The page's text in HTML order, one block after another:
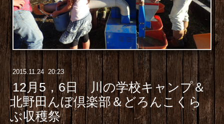
2015.11.24 20:23
12月5，6日 川の学校キャンプ＆
北野田んぼ倶楽部＆どろんこくら
ぶ収穫祭